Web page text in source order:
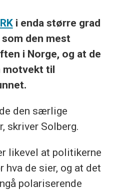
i enda større grad
den mest
i Norge, og at de
motvekt til
den særlige
skriver Solberg.
likevel at politikerne
hva de sier, og at det
polariserende